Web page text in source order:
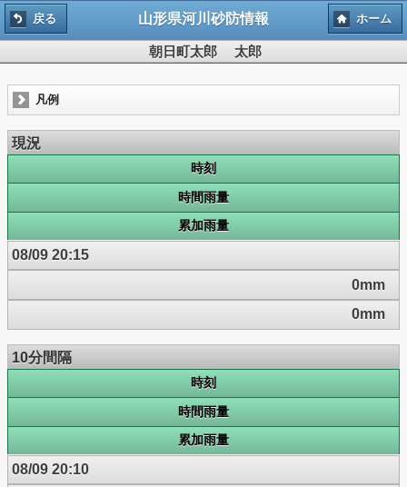
戻る 山形県河川砂防情報 ホーム
朝日町太郎 太郎
凡例
現況
時刻
時間雨量
累加雨量
08/09 20:15
0mm
0mm
10分間隔
時刻
時間雨量
累加雨量
08/09 20:10